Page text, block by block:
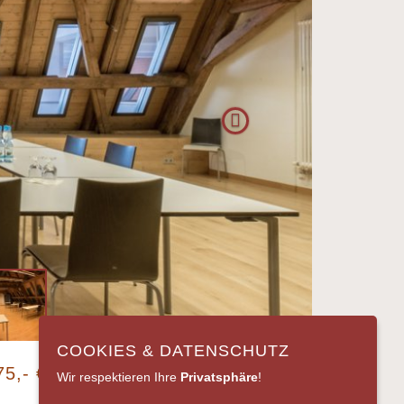
€
COOKIES & DATENSCHUTZ
Wir respektieren Ihre Privatsphäre!